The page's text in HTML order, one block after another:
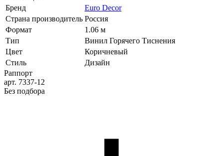
Бренд
Euro Decor
Страна производитель Россия
Формат
1.06 м
Тип
Винил Горячего Тиснения
Цвет
Коричневый
Стиль
Дизайн
Раппорт
арт. 7337-12
Без подбора